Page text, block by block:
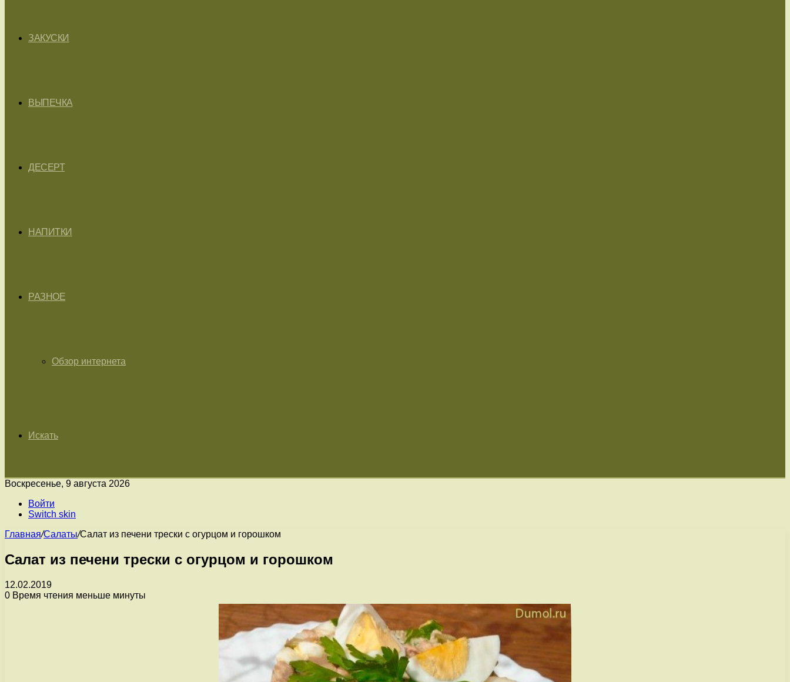
ЗАКУСКИ
ВЫПЕЧКА
ДЕСЕРТ
НАПИТКИ
РАЗНОЕ
Обзор интернета
Искать
Воскресенье, 9 августа 2026
Войти
Switch skin
Главная/Салаты/Салат из печени трески с огурцом и горошком
Салат из печени трески с огурцом и горошком
12.02.2019
0 Время чтения меньше минуты